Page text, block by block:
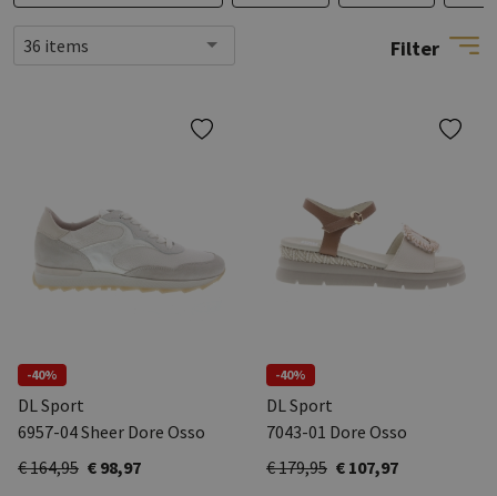
Filter
36 items
-40%
DL Sport
6957-04 Sheer Dore Osso
€ 164,95 € 98,97
-40%
DL Sport
7043-01 Dore Osso
€ 179,95 € 107,97